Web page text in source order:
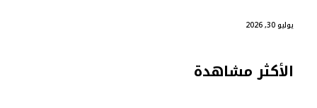
يوليو 30, 2026
الأكثر مشاهدة